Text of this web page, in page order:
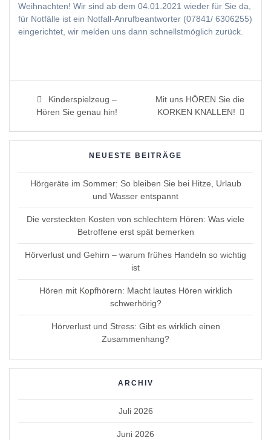
Weihnachten! Wir sind ab dem 04.01.2021 wieder für Sie da,
für Notfälle ist ein Notfall-Anrufbeantworter (07841/ 6306255)
eingerichtet, wir melden uns dann schnellstmöglich zurück.
Beitragsnavigation
Previous
post:
Kinderspielzeug –
Hören Sie genau hin!
Next
post:
Mit uns HÖREN Sie die
KORKEN KNALLEN!
NEUESTE BEITRÄGE
Hörgeräte im Sommer: So bleiben Sie bei Hitze, Urlaub
und Wasser entspannt
Die versteckten Kosten von schlechtem Hören: Was viele
Betroffene erst spät bemerken
Hörverlust und Gehirn – warum frühes Handeln so wichtig
ist
Hören mit Kopfhörern: Macht lautes Hören wirklich
schwerhörig?
Hörverlust und Stress: Gibt es wirklich einen
Zusammenhang?
ARCHIV
Juli 2026
Juni 2026